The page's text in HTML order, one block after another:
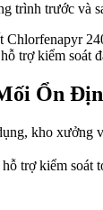
trình trước và
trợ kiểm soát
Ổn
kho xưởng
trợ kiểm soát